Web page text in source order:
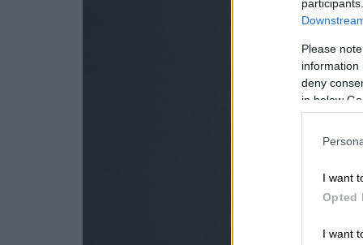
Please
information
deny
in below
I want
Opted
I want